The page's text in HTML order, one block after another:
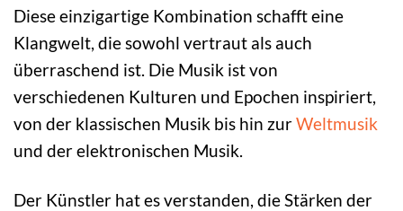
Diese einzigartige Kombination schafft eine
Klangwelt, die sowohl vertraut als auch
überraschend ist. Die Musik ist von
verschiedenen Kulturen und Epochen inspiriert,
von der klassischen Musik bis hin zurWeltmusik
und der elektronischen Musik.
Der Künstler hat es verstanden, die Stärken der